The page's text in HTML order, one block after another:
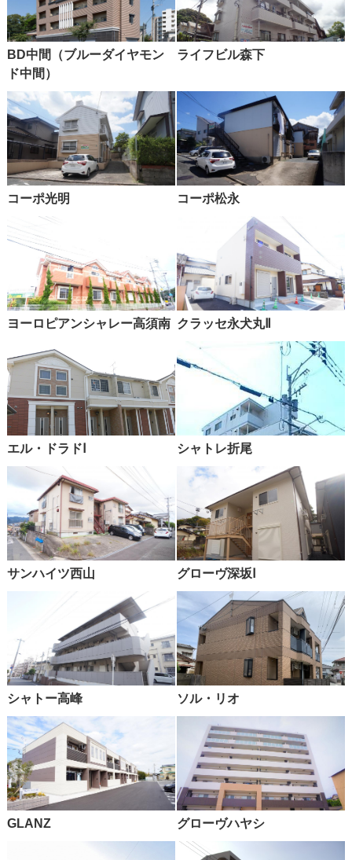
BD中間（ブルーダイヤモン
ド中間）
ライフビル森下
コーポ光明 コーポ松永
ヨーロピアンシャレー高須南 クラッセ永犬丸Ⅱ
エル・ドラドⅠ シャトレ折尾
サンハイツ西山 グローヴ深坂Ⅰ
シャトー高峰 ソル・リオ
GLANZ グローヴハヤシ